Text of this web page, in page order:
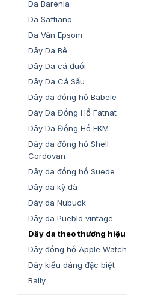
Da Barenia
Da Saffiano
Da Vân Epsom
Dây Da Bê
Dây Da cá đuối
Dây Da Cá Sấu
Dây da đồng hồ Babele
Dây Da Đồng Hồ Fatnat
Dây Da Đồng Hồ FKM
Dây da đồng hồ Shell
Cordovan
Dây da đồng hồ Suede
Dây da kỳ đà
Dây da Nubuck
Dây da Pueblo vintage
Dây da theo thương hiệu
Dây đồng hồ Apple Watch
Dây kiểu dáng đặc biệt
Rally